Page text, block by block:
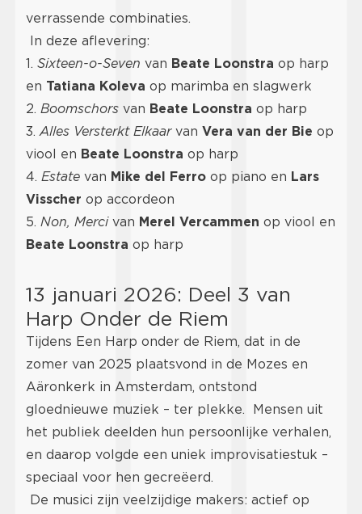
verrassende combinaties.
In deze aflevering:
1. Sixteen-o-Seven van Beate Loonstra op harp
en Tatiana Koleva op marimba en slagwerk
2. Boomschors van Beate Loonstra op harp
3.Alles Versterkt Elkaar van Vera van der Bie op
viool en Beate Loonstra op harp
4. Estate van Mike del Ferro op piano en Lars
Visscher op accordeon
5. Non, Mercivan Merel Vercammen op viool en
Beate Loonstra op harp
13 januari 2026: Deel 3 van
Harp Onder de Riem
Tijdens Een Harp onder de Riem, dat in de
zomer van 2025 plaatsvond in de Mozes en
Aäronkerk in Amsterdam, ontstond
gloednieuwe muziek – ter plekke. Mensen uit
het publiek deelden hun persoonlijke verhalen,
en daarop volgde een uniek improvisatiestuk –
speciaal voor hen gecreëerd.
De musici zijn veelzijdige makers: actief op